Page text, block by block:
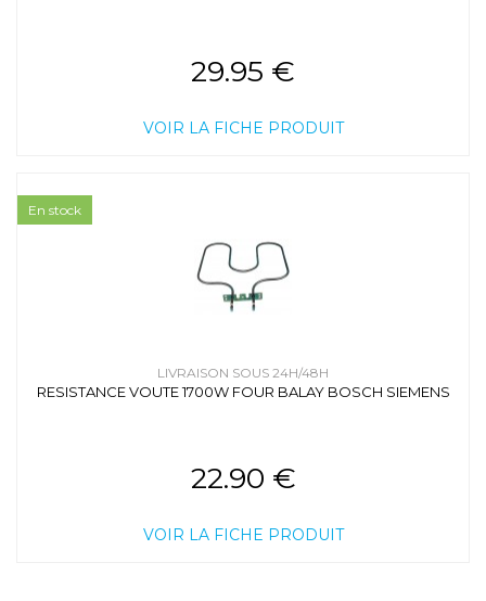
29.95 €
VOIR LA FICHE PRODUIT
LIVRAISON SOUS 24H/48H
RESISTANCE VOUTE 1700W FOUR BALAY BOSCH SIEMENS
22.90 €
VOIR LA FICHE PRODUIT
En stock